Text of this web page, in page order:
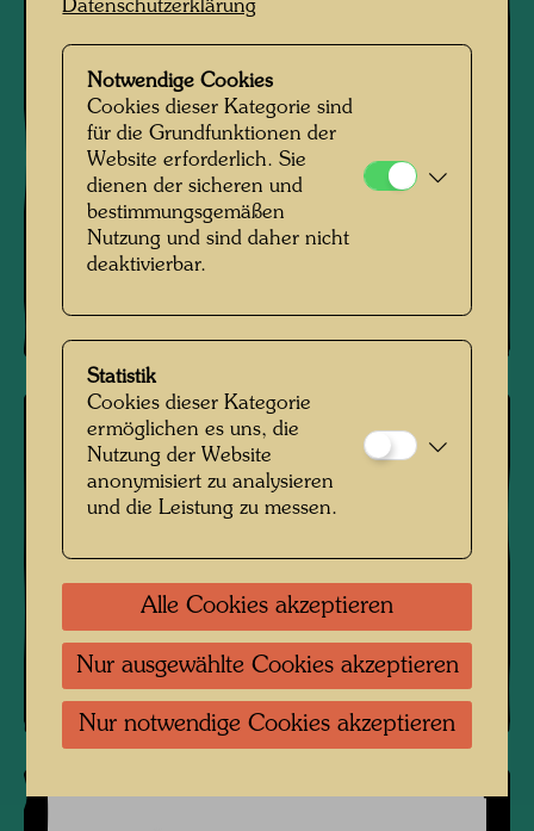
Datenschutzerklärung
Notwendige Cookies
Cookies dieser Kategorie sind
für die Grundfunktionen der
Website erforderlich. Sie
dienen der sicheren und
bestimmungsgemäßen
Nutzung und sind daher nicht
deaktivierbar.
Statistik
Cookies dieser Kategorie
ermöglichen es uns, die
Nutzung der Website
anonymisiert zu analysieren
und die Leistung zu messen.
Alle Cookies akzeptieren
Nur ausgewählte Cookies akzeptieren
Nur notwendige Cookies akzeptieren